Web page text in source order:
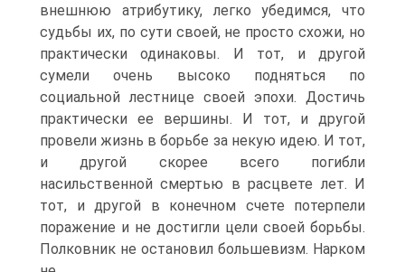
внешнюю атрибутику, легко убедимся, что
судьбы их, по сути своей, не просто схожи, но
практически одинаковы. И тот, и другой
сумели очень высоко подняться по
социальной лестнице своей эпохи. Достичь
практически ее вершины. И тот, и другой
провели жизнь в борьбе за некую идею. И тот,
и другой скорее всего погибли
насильственной смертью в расцвете лет. И
тот, и другой в конечном счете потерпели
поражение и не достигли цели своей борьбы.
Полковник не остановил большевизм. Нарком